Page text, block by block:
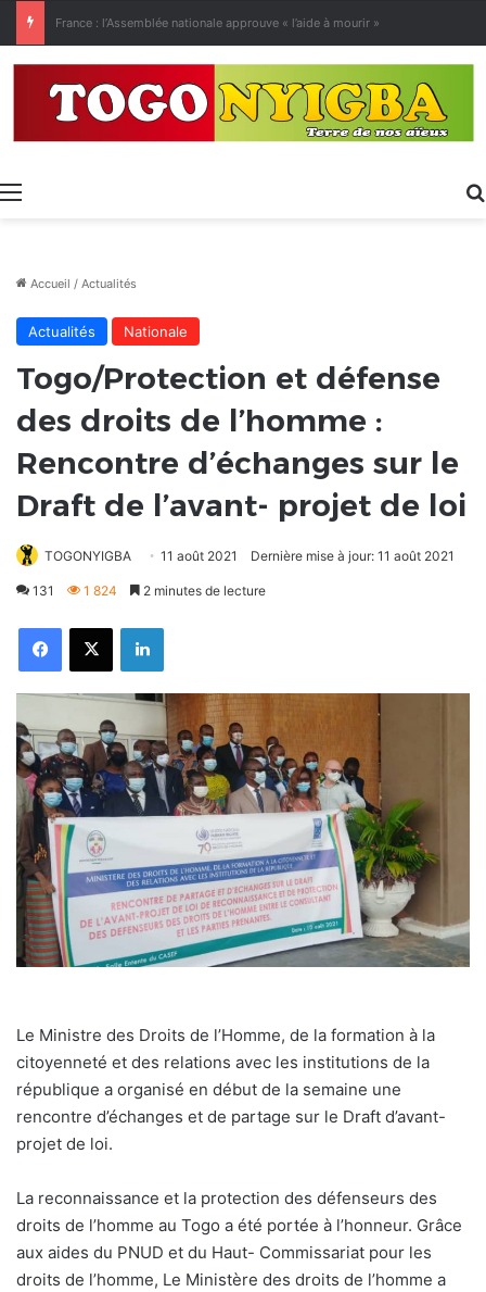
Menu
Accueil / Actualités
Actualités Nationale
Togo/Protection et défense
des droits de l’homme :
Rencontre d’échanges sur le
Draft de l’avant- projet de loi
TOGONYIGBA 11 août 2021 Dernière mise à jour: 11 août 2021
131 1 824 2 minutes de lecture
FacebookX Linkedin
Le Ministre des Droits de l’Homme, de la formation à la
citoyenneté et des relations avec les institutions de la
république a organisé en début de la semaine une
rencontre d’échanges et de partage sur le Draft d’avant-
projet de loi.
La reconnaissance et la protection des défenseurs des
droits de l’homme au Togo a été portée à l’honneur. Grâce
aux aides du PNUD et du Haut- Commissariat pour les
droits de l’homme, Le Ministère des droits de l’homme a